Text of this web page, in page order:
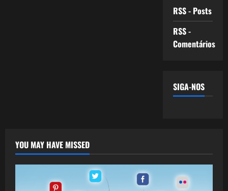
RSS - Posts
RSS -
Comentários
SIGA-NOS
YOU MAY HAVE MISSED